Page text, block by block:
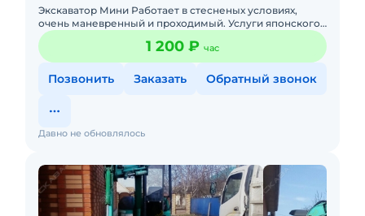
Экскаватор Мини Работает в стесненых условиях,
очень маневренный и проходимый. Услуги японского
миниэкскаватора, 25см, 30см и 40см шириной Ковши.
Два мини экска
1 200 ₽ час
Позвонить Заказать Обратный звонок
Давно не обновлялось